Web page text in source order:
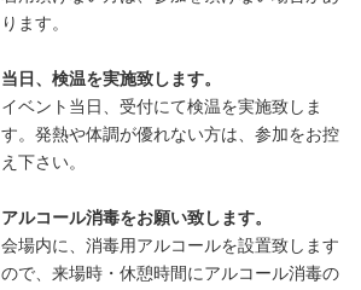
ります。
当日、検温を実施致します。
イベント当日、受付にて検温を実施致しま
す。発熱や体調が優れない方は、参加をお控
え下さい。
アルコール消毒をお願い致します。
会場内に、消毒用アルコールを設置致します
ので、来場時・休憩時間にアルコール消毒の